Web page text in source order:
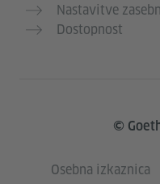
Nastavitve
Dostopnost
©
Osebna izkaznica